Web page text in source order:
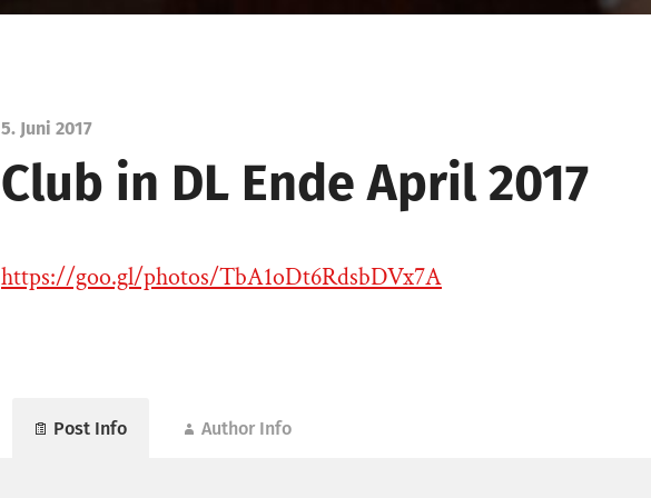
5. Juni 2017
Club in DL Ende April 2017
https://goo.gl/photos/TbA1oDt6RdsbDVx7A
Post Info Author Info